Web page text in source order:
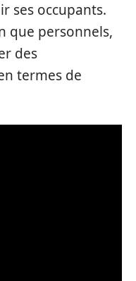
ses occupants.
que personnels,
des
termes de